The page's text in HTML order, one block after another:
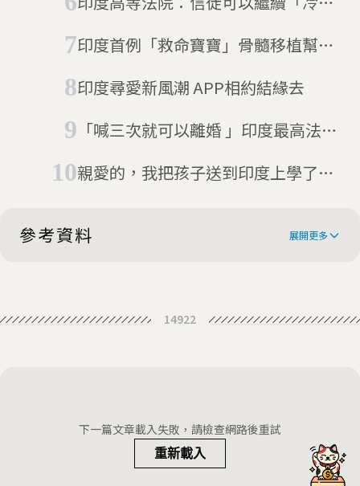
印度首例「救命寶寶」骨髓移植幫助
印度尋愛新風潮 APP相約結緣去
「喊三次就可以離婚 」印度最高法
親愛的，我把孩子送到印度上學了：
參考資料 展開更多
giving them a grandchild
Indian man to sue parents for
giving birth to him
Indian parents sue son for
14922
下一篇文章載入失敗，請檢查網路後重試
重新載入